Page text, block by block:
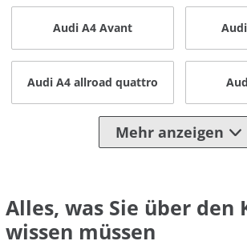
Audi A4 Avant
Audi A4 allroad quattro
Mehr anzeigen
Alles, was Sie über den
wissen müssen